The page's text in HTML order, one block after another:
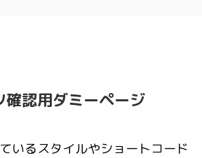
確認用ダミーページ
いるスタイルやショートコード